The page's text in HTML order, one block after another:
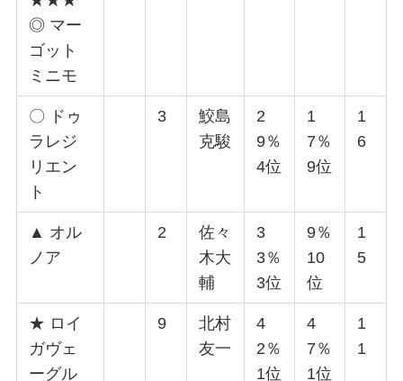
◎ マー
ゴット
ミニモ
〇 ドゥ
ラレジ
リエン
ト
3
鮫島
克駿
2
9％
4位
1
7％
9位
1
6
▲ オル
ノア
2
佐々
木大
輔
3
3％
3位
9％
10
位
1
5
★ ロイ
ガヴェ
ーグル
9
北村
友一
4
2％
1位
4
7％
1位
1
1